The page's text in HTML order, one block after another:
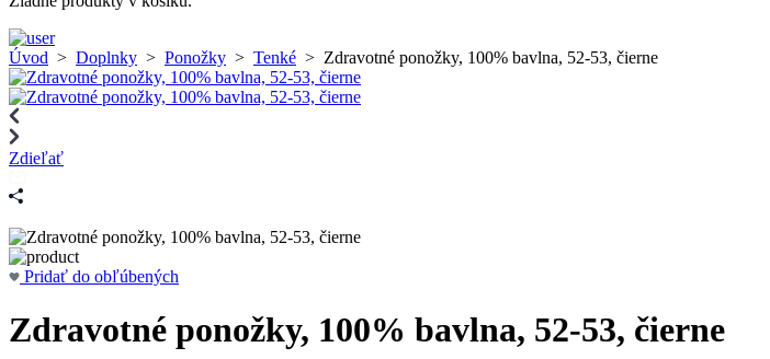
Úvod > Doplnky > Ponožky > Tenké > Zdravotné ponožky, 100% bavlna, 52-53, čierne
Zdieľať
Pridať do obľúbených
Zdravotné ponožky, 100% bavlna, 52-53, čierne